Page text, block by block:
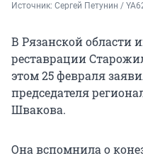
Источник: Сергей Петунин /
В Рязанской области
реставрации
этом 25 февраля
председателя
Швакова.
Она вспомнила о